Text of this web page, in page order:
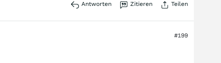
Antworten Zitieren Teilen
#199